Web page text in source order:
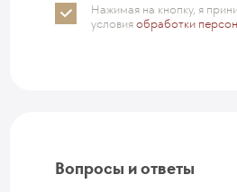
Нажимая на кнопку, я
условияобработки
Вопросы и ответы